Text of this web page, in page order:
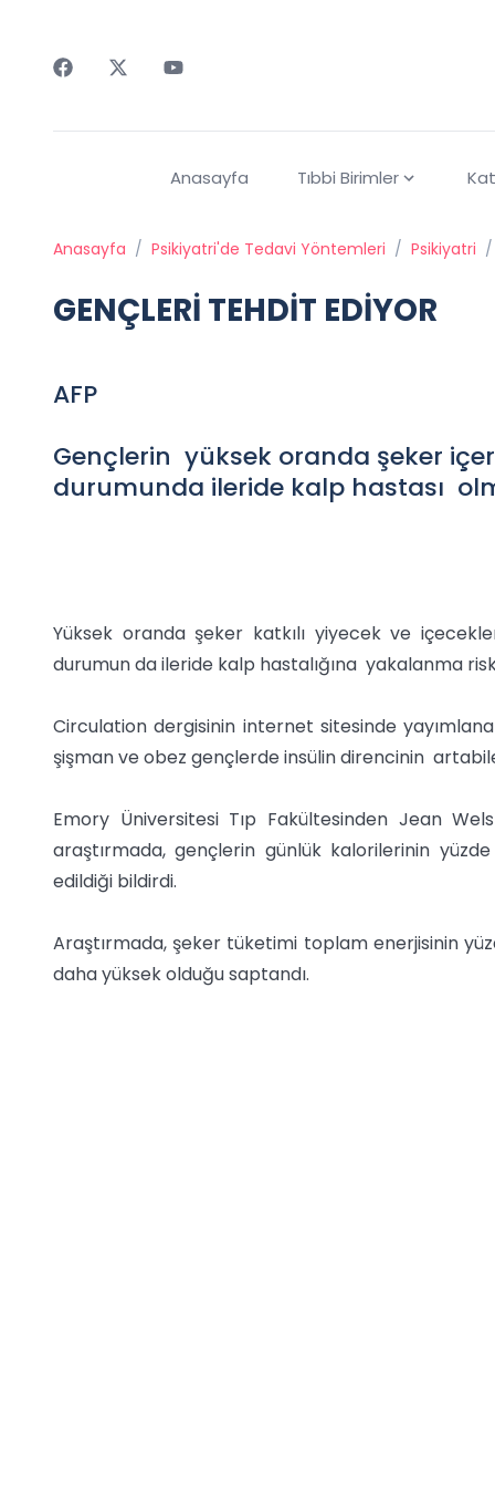
Anasayfa Tıbbi Birimler
Anasayfa / Psikiyatri'de Tedavi Yöntemleri / Psikiyatri /
GENÇLERİ TEHDİT EDİYOR
AFP
Gençlerin yüksek oranda şeker
durumunda ileride kalp hastası
Yüksek oranda şeker katkılı yiyecek ve
durumun da ileride kalp hastalığına yakalanma
Circulation dergisinin internet sitesinde
şişman ve obez gençlerde insülin direncinin
Emory Üniversitesi Tıp Fakültesinden Jean
araştırmada, gençlerin günlük kalorilerinin
edildiği bildirdi.
Araştırmada, şeker tüketimi toplam enerjisinin
daha yüksek olduğu saptandı.